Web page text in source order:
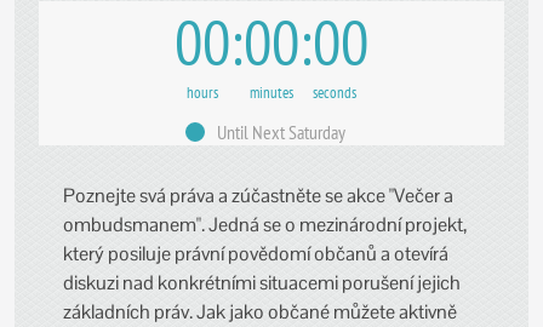
00
hours
00
minutes
00
seconds
Until Next Saturday
Poznejte svá práva a zúčastněte se akce "Večer a
ombudsmanem". Jedná se o mezinárodní projekt,
který posiluje právní povědomí občanů a otevírá
diskuzi nad konkrétními situacemi porušení jejich
základních práv. Jak jako občané můžete aktivně